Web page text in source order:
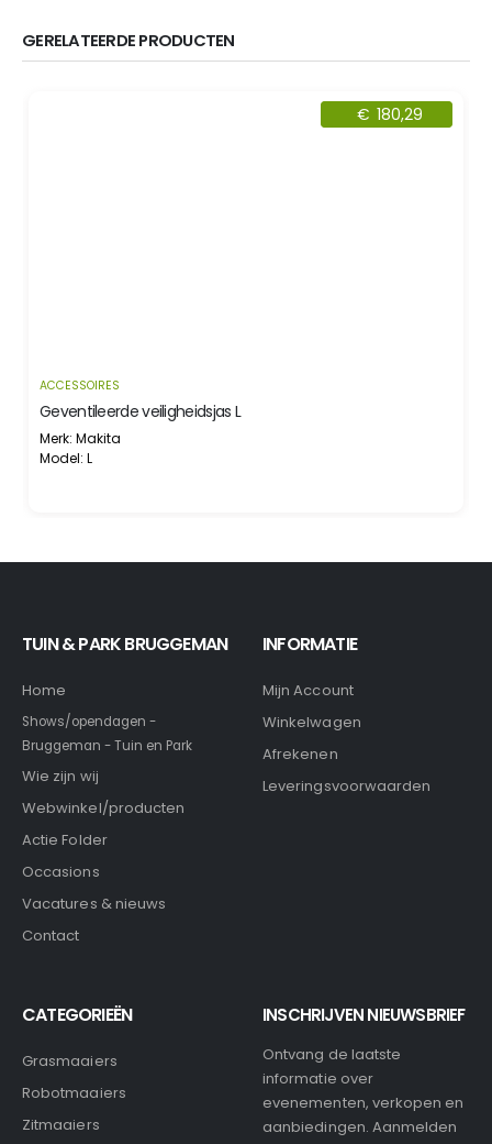
GERELATEERDE PRODUCTEN
€ 180,29
ACCESSOIRES
Geventileerde veiligheidsjas L
Merk: Makita
Model: L
TUIN & PARK BRUGGEMAN
Home
Shows/opendagen -
Bruggeman - Tuin en Park
Wie zijn wij
Webwinkel/producten
Actie Folder
Occasions
Vacatures & nieuws
Contact
INFORMATIE
Mijn Account
Winkelwagen
Afrekenen
Leveringsvoorwaarden
CATEGORIEËN
Grasmaaiers
Robotmaaiers
Zitmaaiers
INSCHRIJVEN NIEUWSBRIEF
Ontvang de laatste
informatie over
evenementen, verkopen en
aanbiedingen. Aanmelden